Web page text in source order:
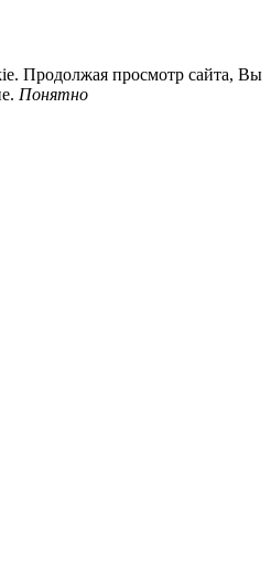
Продолжая просмотр сайта, Вы
Понятно